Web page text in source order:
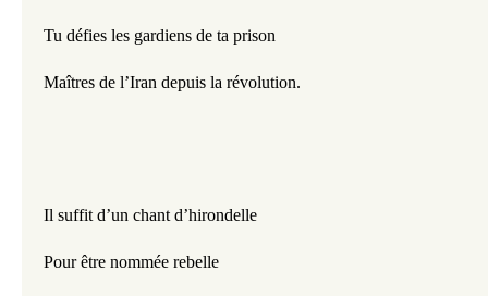
Tu défies les gardiens de ta prison
Maîtres de l’Iran depuis la révolution.
Il suffit d’un chant d’hirondelle
Pour être nommée rebelle